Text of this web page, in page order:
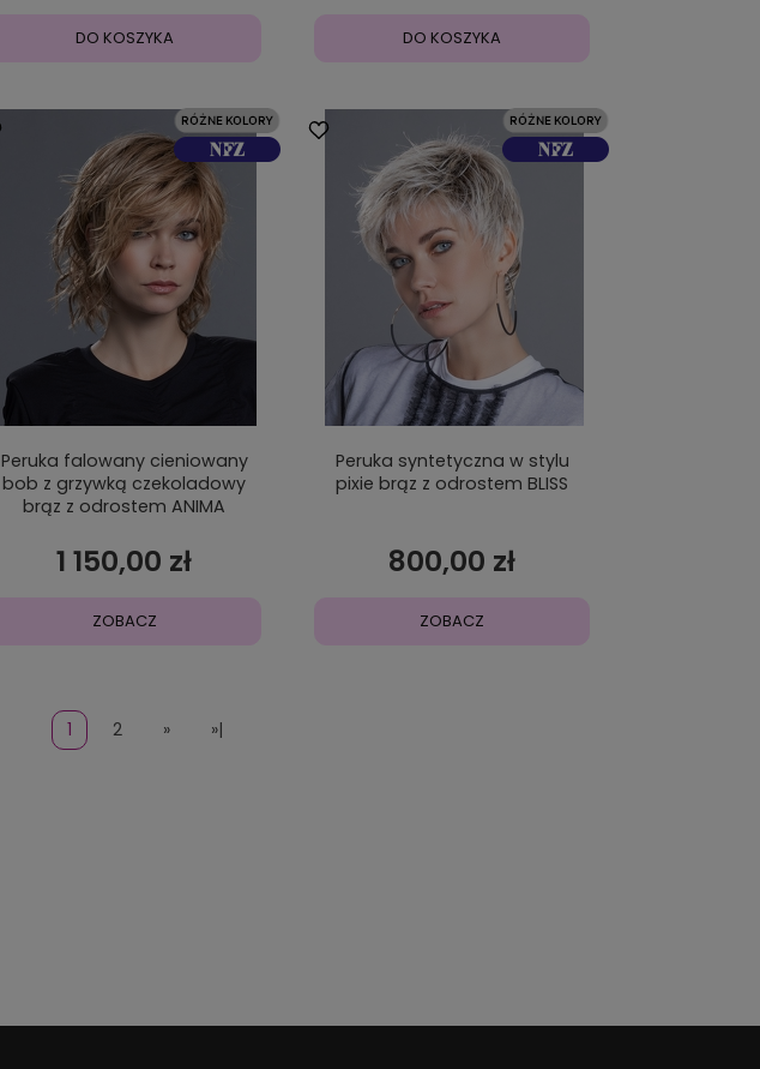
DO KOSZYKA DO KOSZYKA
Peruka falowany cieniowany
bob z grzywką czekoladowy
brąz z odrostem ANIMA
1 150,00 zł
ZOBACZ
Peruka syntetyczna w stylu
pixie brąz z odrostem BLISS
800,00 zł
ZOBACZ
1 2 » »|